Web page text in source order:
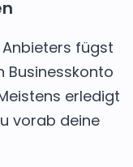
fügst
Businesskonto
erledigt
vorab deine